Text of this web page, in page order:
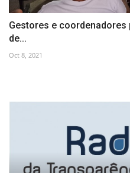
Gestores e
de...
Oct 8, 2021